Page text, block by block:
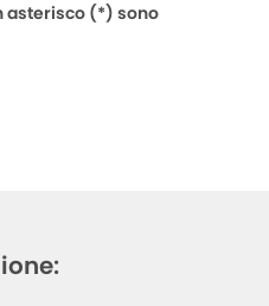
asterisco (*) sono